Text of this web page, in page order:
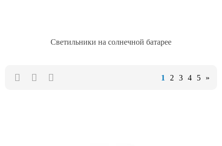
Светильники на солнечной батарее
1 2 3 4 5 »